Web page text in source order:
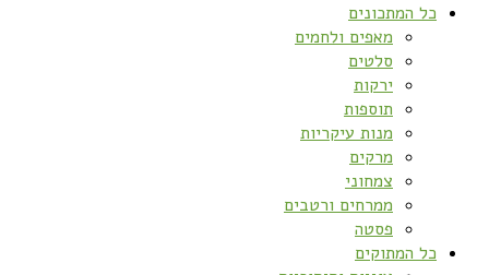
כל המתכונים
מאפים ולחמים
סלטים
ירקות
תוספות
מנות עיקריות
מרקים
צמחוני
ממרחים ורטבים
פסטה
כל המתוקים